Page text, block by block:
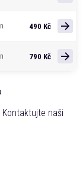
490 Kč
790 Kč
Kontaktujte naši